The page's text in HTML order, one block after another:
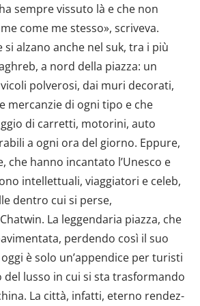
sempre vissuto là e che non
come me stesso», scriveva.
si alzano anche nel suk, tra i più
a nord della piazza: un
polverosi, dai muri decorati,
mercanzie di ogni tipo e che
di carretti, motorini, auto
a ogni ora del giorno. Eppure,
che hanno incantato l’Unesco e
intellettuali, viaggiatori e celeb,
dentro cui si perse,
La leggendaria piazza, che
perdendo così il suo
è solo un’appendice per turisti
del lusso in cui si sta trasformando
La città, infatti, eterno rendez-